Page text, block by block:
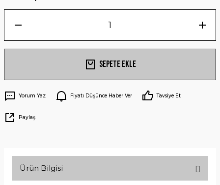
Sepete Ekle
Yorum Yaz Fiyatı Düşünce Haber Ver Tavsiye Et
Paylaş
Ürün Bilgisi